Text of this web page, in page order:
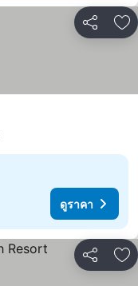
แชร์ เ
ดูราคา
แชร์ เ